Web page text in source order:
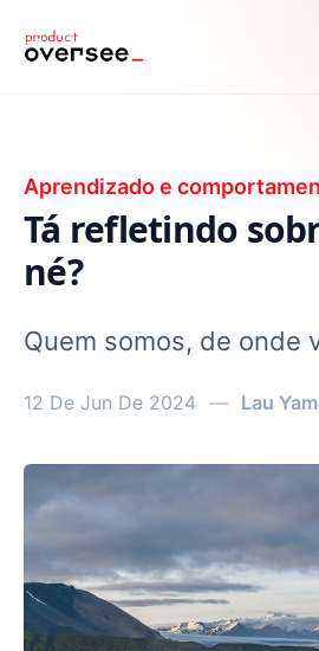
principal
Aprendizado e
Tá refletindo
né?
Quem somos, de onde
12 De Jun De 2024 — Lau